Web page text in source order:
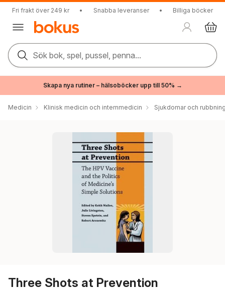
Fri frakt över 249 kr • Snabba leveranser • Billiga böcker
Sök bok, spel, pussel, penna...
Skapa nya rutiner – hälsoböcker upp till 50% →
Medicin Klinisk medicin och internmedicin Sjukdomar och
Three Shots at Prevention